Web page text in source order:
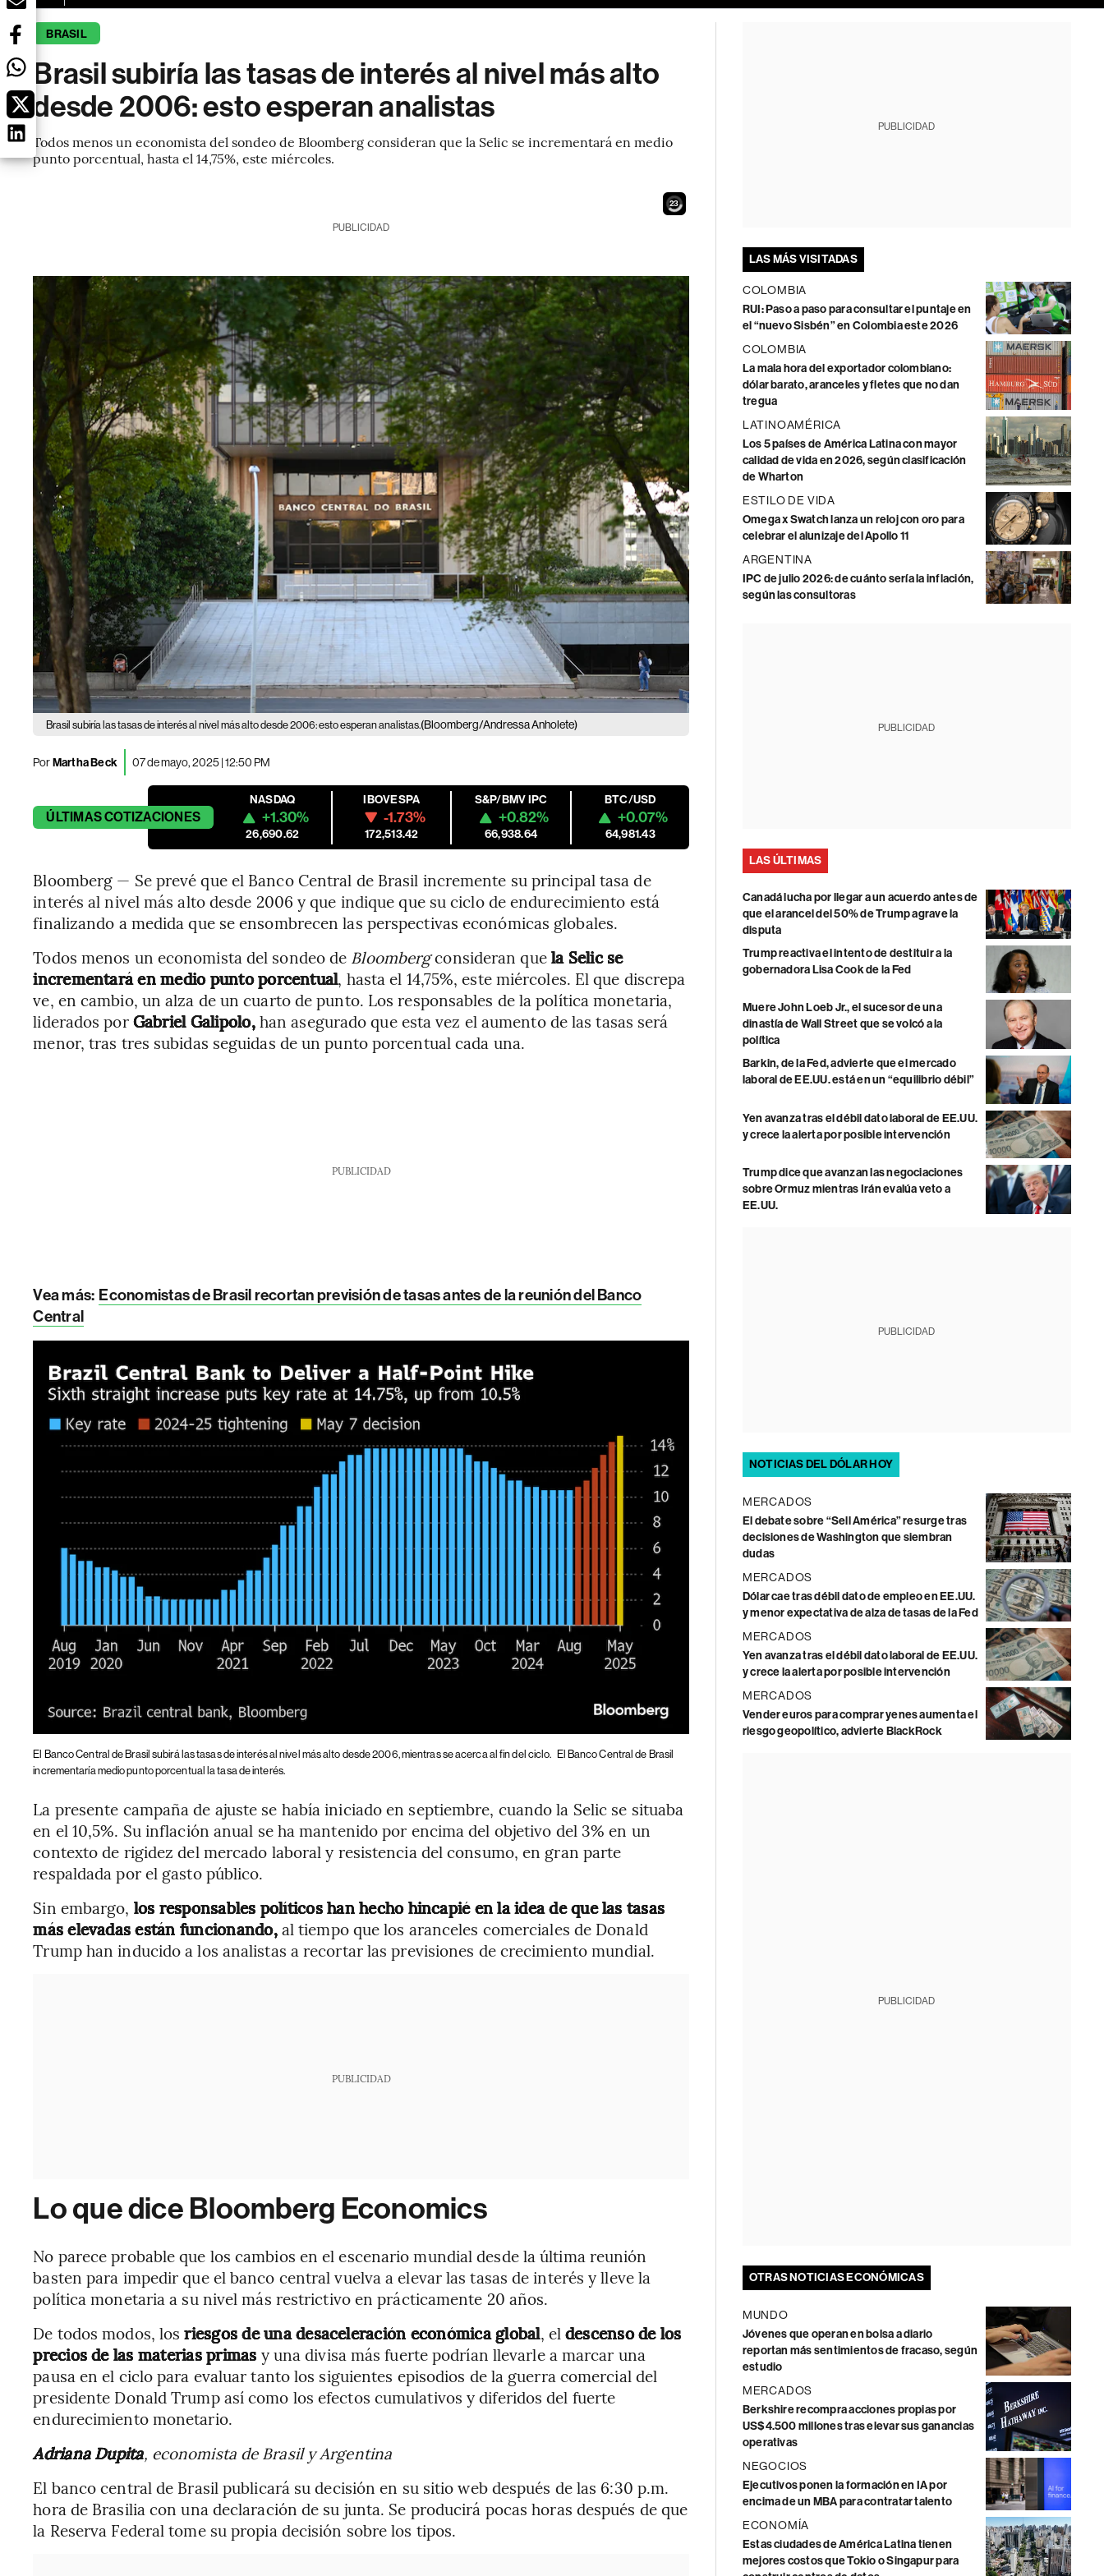
BRASIL
Brasil subiría las tasas de interés al nivel más alto
desde 2006: esto esperan analistas
Todos menos un economista del sondeo de Bloomberg consideran que la Selic se incrementará en medio
punto porcentual, hasta el 14,75%, este miércoles.
22
PUBLICIDAD
Brasil subiría las tasas de interés al nivel más alto desde 2006: esto esperan analistas.(Bloomberg/Andressa Anholete)
PorMartha Beck 07 de mayo, 2025 | 12:50 PM
ÚLTIMASCOTIZACIONES
NASDAQ
+1.30%
26,690.62
IBOVESPA
-1.73%
172,513.42
S&P/BMV IPC
+0.82%
66,938.64
BTC/USD
+0.07%
64,981.43
Bloomberg — Se prevé que el Banco Central de Brasil incremente su principal tasa de
interés al nivel más alto desde 2006 y que indique que su ciclo de endurecimiento está
finalizando a medida que se ensombrecen las perspectivas económicas globales.
Todos menos un economista del sondeo de Bloombergconsideran quela Selic se
incrementará en medio punto porcentual, hasta el 14,75%, este miércoles. El que discrepa
ve, en cambio, un alza de un cuarto de punto. Los responsables de la política monetaria,
liderados porGabriel Galipolo,han asegurado que esta vez el aumento de las tasas será
menor, tras tres subidas seguidas de un punto porcentual cada una.
PUBLICIDAD
Vea más: Economistas de Brasil recortan previsión de tasas antes de la reunión del Banco
Central
El Banco Central de Brasil subirá las tasas de interés al nivel más alto desde 2006, mientras se acerca al fin del ciclo. El Banco Central de Brasil
incrementaría medio punto porcentual la tasa de interés.
La presente campaña de ajuste se había iniciado en septiembre, cuando la Selic se situaba
en el 10,5%. Su inflación anual se ha mantenido por encima del objetivo del 3% en un
contexto de rigidez del mercado laboral y resistencia del consumo, en gran parte
respaldada por el gasto público.
Sin embargo, los responsables políticos han hecho hincapié en la idea de que las tasas
más elevadas están funcionando,al tiempo que los aranceles comerciales de Donald
Trump han inducido a los analistas a recortar las previsiones de crecimiento mundial.
PUBLICIDAD
Lo que dice Bloomberg Economics
No parece probable que los cambios en el escenario mundial desde la última reunión
basten para impedir que el banco central vuelva a elevar las tasas de interés y lleve la
política monetaria a su nivel más restrictivo en prácticamente 20 años.
De todos modos, los riesgos de una desaceleración económica global, el descenso de los
precios de las materias primas y una divisa más fuerte podrían llevarle a marcar una
pausa en el ciclo para evaluar tanto los siguientes episodios de la guerra comercial del
presidente Donald Trump así como los efectos cumulativos y diferidos del fuerte
endurecimiento monetario.
Adriana Dupita, economista de Brasil y Argentina
El banco central de Brasil publicará su decisión en su sitio web después de las 6:30 p.m.
hora de Brasilia con una declaración de su junta. Se producirá pocas horas después de que
la Reserva Federal tome su propia decisión sobre los tipos.
PUBLICIDAD
LAS MÁS VISITADAS
COLOMBIA
RUI: Paso a paso para consultar el puntaje en
el “nuevo Sisbén” en Colombia este 2026
COLOMBIA
La mala hora del exportador colombiano:
dólar barato, aranceles y fletes que no dan
tregua
LATINOAMÉRICA
Los 5 países de América Latina con mayor
calidad de vida en 2026, según clasificación
de Wharton
ESTILO DE VIDA
Omega x Swatch lanza un reloj con oro para
celebrar el alunizaje del Apollo 11
ARGENTINA
IPC de julio 2026: de cuánto sería la inflación,
según las consultoras
PUBLICIDAD
LAS ÚLTIMAS
Canadá lucha por llegar a un acuerdo antes de
que el arancel del 50% de Trump agrave la
disputa
Trump reactiva el intento de destituir a la
gobernadora Lisa Cook de la Fed
Muere John Loeb Jr., el sucesor de una
dinastía de Wall Street que se volcó a la
política
Barkin, de la Fed, advierte que el mercado
laboral de EE.UU. está en un “equilibrio débil”
Yen avanza tras el débil dato laboral de EE.UU.
y crece la alerta por posible intervención
Trump dice que avanzan las negociaciones
sobre Ormuz mientras Irán evalúa veto a
EE.UU.
PUBLICIDAD
NOTICIAS DEL DÓLAR HOY
MERCADOS
El debate sobre “Sell América” resurge tras
decisiones de Washington que siembran
dudas
MERCADOS
Dólar cae tras débil dato de empleo en EE.UU.
y menor expectativa de alza de tasas de la Fed
MERCADOS
Yen avanza tras el débil dato laboral de EE.UU.
y crece la alerta por posible intervención
MERCADOS
Vender euros para comprar yenes aumenta el
riesgo geopolítico, advierte BlackRock
PUBLICIDAD
OTRAS NOTICIAS ECONÓMICAS
MUNDO
Jóvenes que operan en bolsa a diario
reportan más sentimientos de fracaso, según
estudio
MERCADOS
Berkshire recompra acciones propias por
US$4.500 millones tras elevar sus ganancias
operativas
NEGOCIOS
Ejecutivos ponen la formación en IA por
encima de un MBA para contratar talento
ECONOMÍA
Estas ciudades de América Latina tienen
mejores costos que Tokio o Singapur para